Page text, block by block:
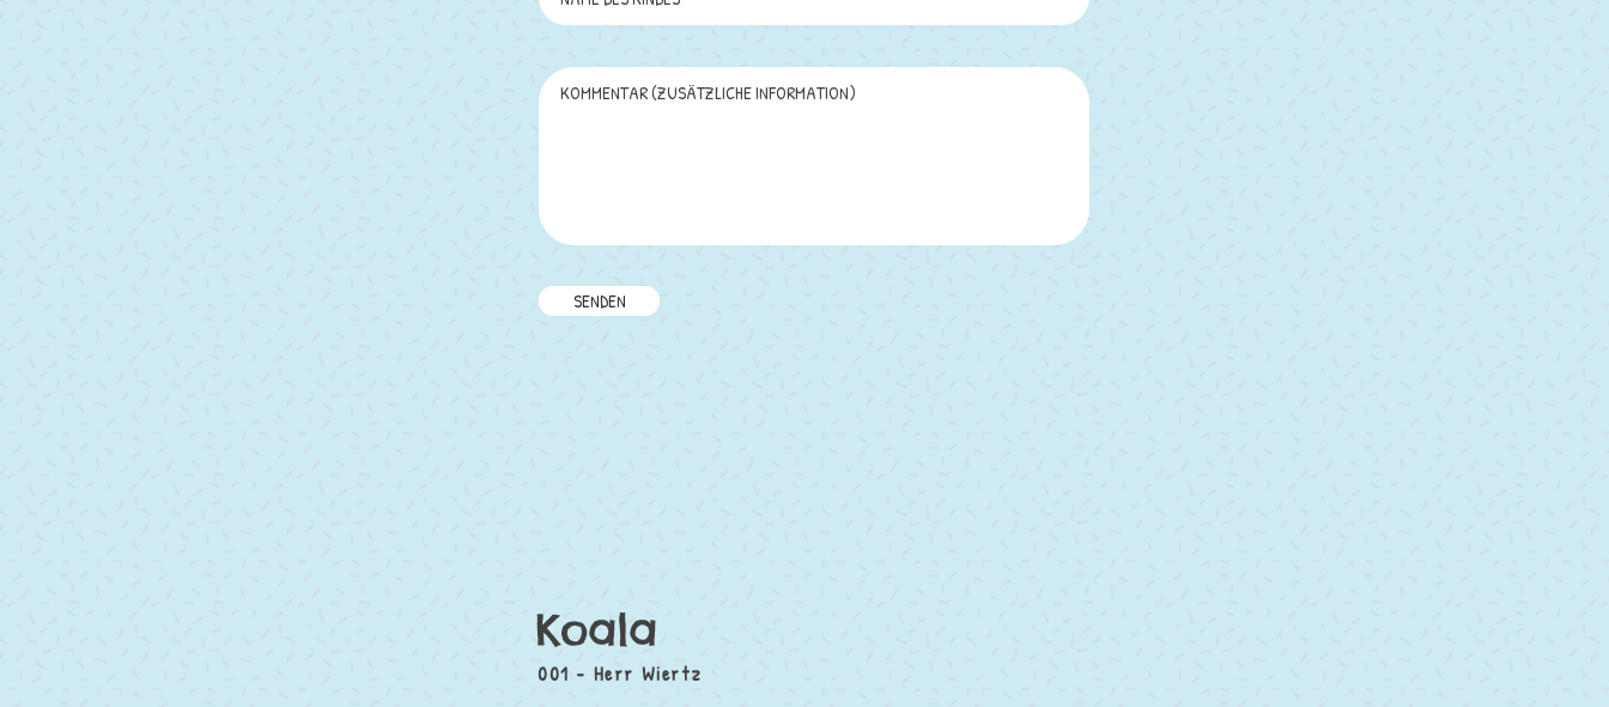
SENDEN
Koala
001 - Herr Wiertz